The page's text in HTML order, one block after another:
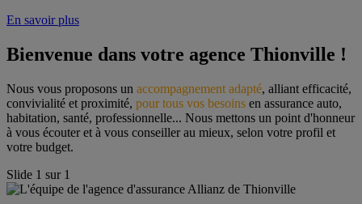
En savoir plus
Bienvenue dans votre agence Thionville !
Nous vous proposons un accompagnement adapté, alliant efficacité,
convivialité et proximité, pour tous vos besoins en assurance auto,
habitation, santé, professionnelle... Nous mettons un point d'honneur
à vous écouter et à vous conseiller au mieux, selon votre profil et
votre budget.
Slide 1 sur 1